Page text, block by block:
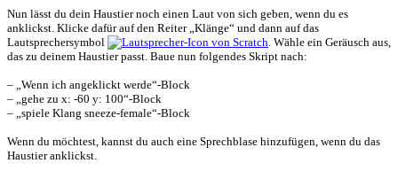
Nun lässt du dein Haustier noch einen Laut von sich geben, wenn du es
anklickst. Klicke dafür auf den Reiter „Klänge“ und dann auf das
Lautsprechersymbol
. Wähle ein Geräusch aus,
das zu deinem Haustier passt. Baue nun folgendes Skript nach:
– „Wenn ich angeklickt werde“-Block
– „gehe zu x: -60 y: 100“-Block
– „spiele Klang sneeze-female“-Block
Wenn du möchtest, kannst du auch eine Sprechblase hinzufügen, wenn du das
Haustier anklickst.